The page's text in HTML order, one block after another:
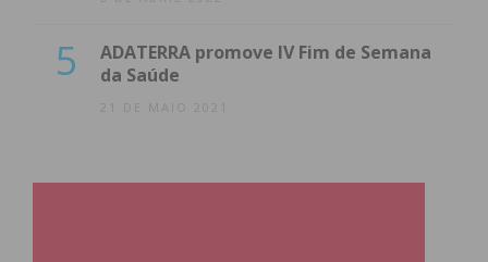
5
ADATERRA promove IV Fim de Semana
da Saúde
21 DE MAIO 2021